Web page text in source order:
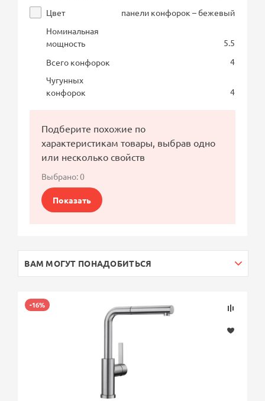
Цвет
панели конфорок – бежевый
Номинальная
мощность
5.5
Всего конфорок
4
Чугунных
конфорок
4
Подберите похожие по
характеристикам товары, выбрав одно
или несколько свойств
Выбрано:0
Показать
ВАМ МОГУТ ПОНАДОБИТЬСЯ
-16%